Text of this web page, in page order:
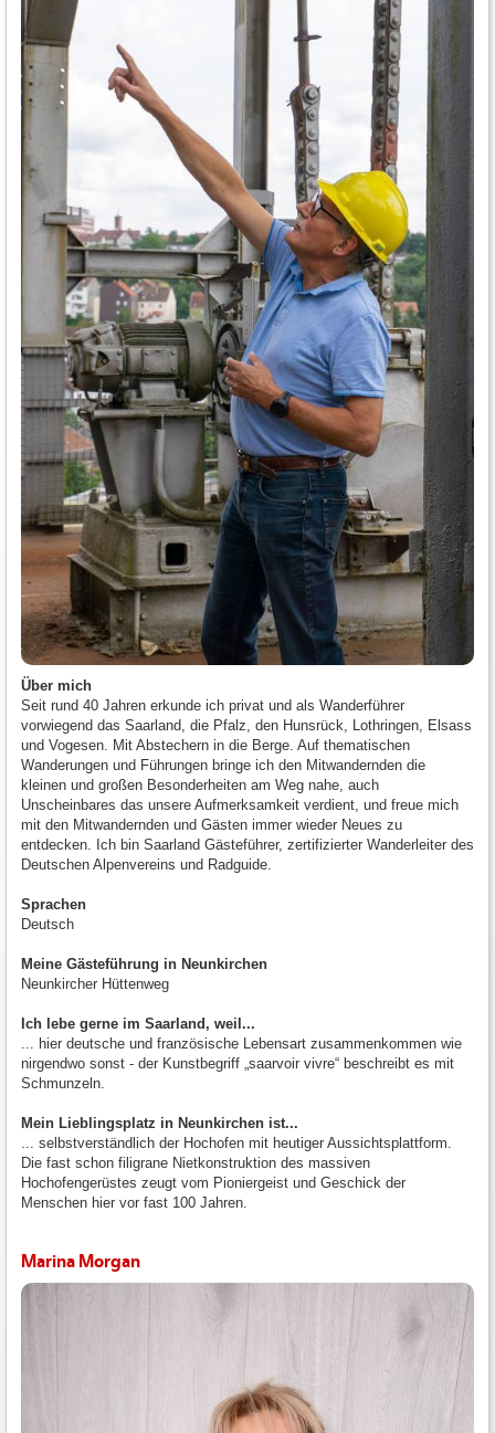
Über mich
Seit rund 40 Jahren erkunde ich privat und als Wanderführer
vorwiegend das Saarland, die Pfalz, den Hunsrück, Lothringen, Elsass
und Vogesen. Mit Abstechern in die Berge. Auf thematischen
Wanderungen und Führungen bringe ich den Mitwandernden die
kleinen und großen Besonderheiten am Weg nahe, auch
Unscheinbares das unsere Aufmerksamkeit verdient, und freue mich
mit den Mitwandernden und Gästen immer wieder Neues zu
entdecken. Ich bin Saarland Gästeführer, zertifizierter Wanderleiter des
Deutschen Alpenvereins und Radguide.
Sprachen
Deutsch
Meine Gästeführung in Neunkirchen
Neunkircher Hüttenweg
Ich lebe gerne im Saarland, weil...
... hier deutsche und französische Lebensart zusammenkommen wie
nirgendwo sonst - der Kunstbegriff „saarvoir vivre“ beschreibt es mit
Schmunzeln.
Mein Lieblingsplatz in Neunkirchen ist...
... selbstverständlich der Hochofen mit heutiger Aussichtsplattform.
Die fast schon filigrane Nietkonstruktion des massiven
Hochofengerüstes zeugt vom Pioniergeist und Geschick der
Menschen hier vor fast 100 Jahren.
Marina Morgan